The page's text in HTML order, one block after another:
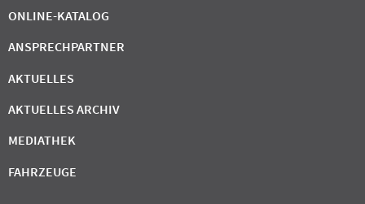
ONLINE-KATALOG
ANSPRECHPARTNER
AKTUELLES
AKTUELLES ARCHIV
MEDIATHEK
FAHRZEUGE